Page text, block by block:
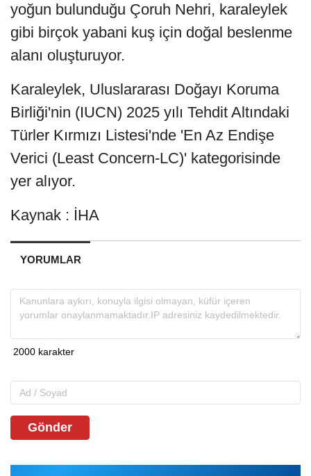
yoğun bulunduğu Çoruh Nehri, karaleylek
gibi birçok yabani kuş için doğal beslenme
alanı oluşturuyor.
Karaleylek, Uluslararası Doğayı Koruma
Birliği'nin (IUCN) 2025 yılı Tehdit Altındaki
Türler Kırmızı Listesi'nde 'En Az Endişe
Verici (Least Concern-LC)' kategorisinde
yer alıyor.
Kaynak : İHA
YORUMLAR
Gönder